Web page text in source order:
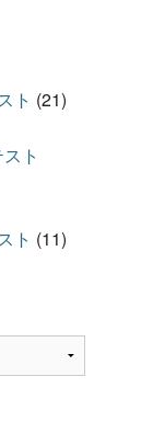
ト (21)
ト
ト (11)